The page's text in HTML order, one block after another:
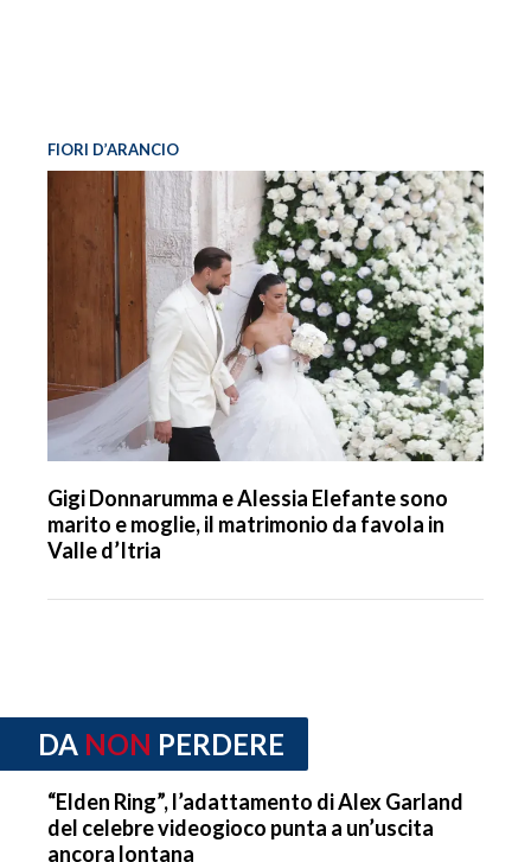
FIORI D’ARANCIO
Gigi Donnarumma e Alessia Elefante sono
marito e moglie, il matrimonio da favola in
Valle d’Itria
DA NON PERDERE
“Elden Ring”, l’adattamento di Alex Garland
del celebre videogioco punta a un’uscita
ancora lontana